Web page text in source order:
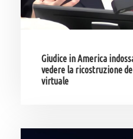
Giudice in America
vedere la ricostruzione
virtuale